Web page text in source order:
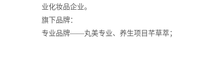
业化妆品企业。
旗下品牌：
专业品牌——丸美专业、养生项目芊草萃；